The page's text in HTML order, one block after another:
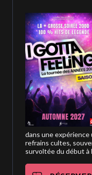
dans une
refrains cultes,
survoltée du début à